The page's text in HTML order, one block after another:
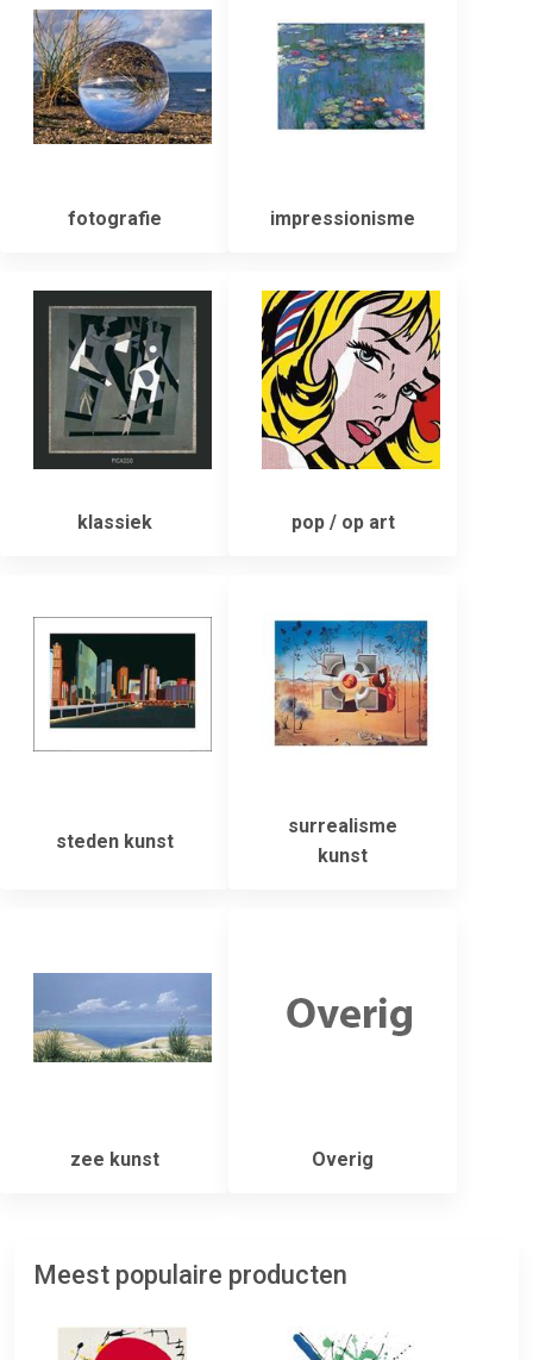
fotografie impressionisme
klassiek pop / op art
steden kunst
surrealisme
kunst
zee kunst Overig
Meest populaire producten